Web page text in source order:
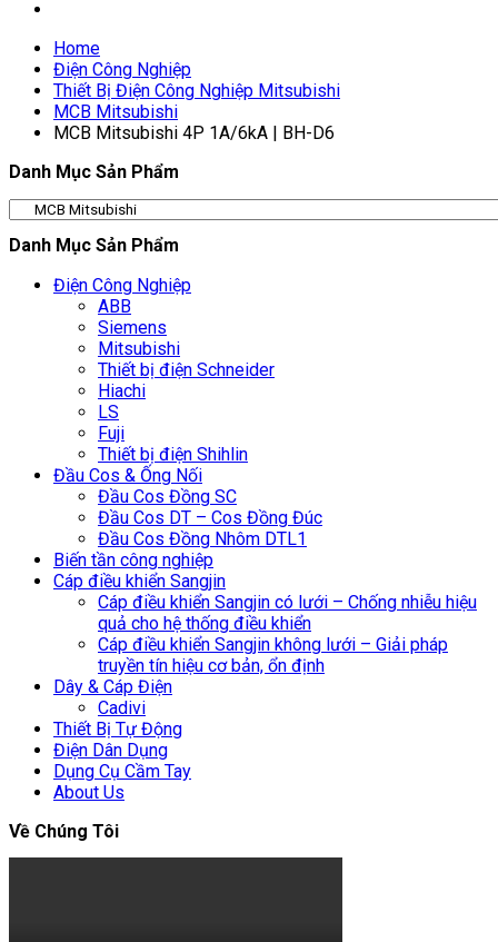
Home
Điện Công Nghiệp
Thiết Bị Điện Công Nghiệp Mitsubishi
MCB Mitsubishi
MCB Mitsubishi 4P 1A/6kA | BH-D6
Danh Mục Sản Phẩm
Danh Mục Sản Phẩm
Điện Công Nghiệp
ABB
Siemens
Mitsubishi
Thiết bị điện Schneider
Hiachi
LS
Fuji
Thiết bị điện Shihlin
Đầu Cos & Ống Nối
Đầu Cos Đồng SC
Đầu Cos DT – Cos Đồng Đúc
Đầu Cos Đồng Nhôm DTL1
Biến tần công nghiệp
Cáp điều khiển Sangjin
Cáp điều khiển Sangjin có lưới – Chống nhiễu hiệu
quả cho hệ thống điều khiển
Cáp điều khiển Sangjin không lưới – Giải pháp
truyền tín hiệu cơ bản, ổn định
Dây & Cáp Điện
Cadivi
Thiết Bị Tự Động
Điện Dân Dụng
Dụng Cụ Cầm Tay
About Us
Về Chúng Tôi